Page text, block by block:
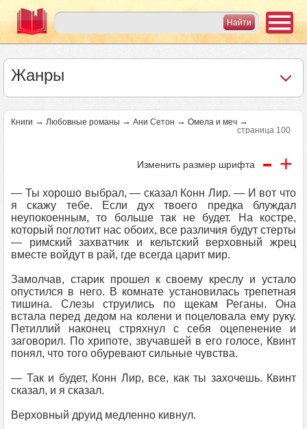
Жанры
Книги → Любовные романы → Ани Сетон → Омела и меч →
страница 100
Изменить размер шрифта - +
— Ты хорошо выбрал, — сказал Конн Лир. — И вот что
я скажу тебе. Если дух твоего предка блуждал
неупокоенным, то больше так не будет. На костре,
который поглотит нас обоих, все различия будут стерты
— римский захватчик и кельтский верховный жрец
вместе войдут в рай, где всегда царит мир.
Замолчав, старик прошел к своему креслу и устало
опустился в него. В комнате установилась трепетная
тишина. Слезы струились по щекам Реганы. Она
встала перед дедом на колени и поцеловала ему руку.
Петиллий наконец стряхнул с себя оцепенение и
заговорил. По хрипоте, звучавшей в его голосе, Квинт
понял, что того обуревают сильные чувства.
— Так и будет, Конн Лир, все, как ты захочешь. Квинт
сказал, и я сказал.
Верховный друид медленно кивнул.